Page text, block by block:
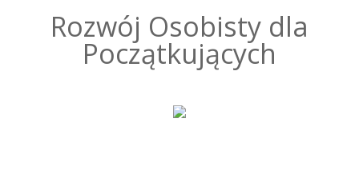
Rozwój Osobisty dla
Początkujących